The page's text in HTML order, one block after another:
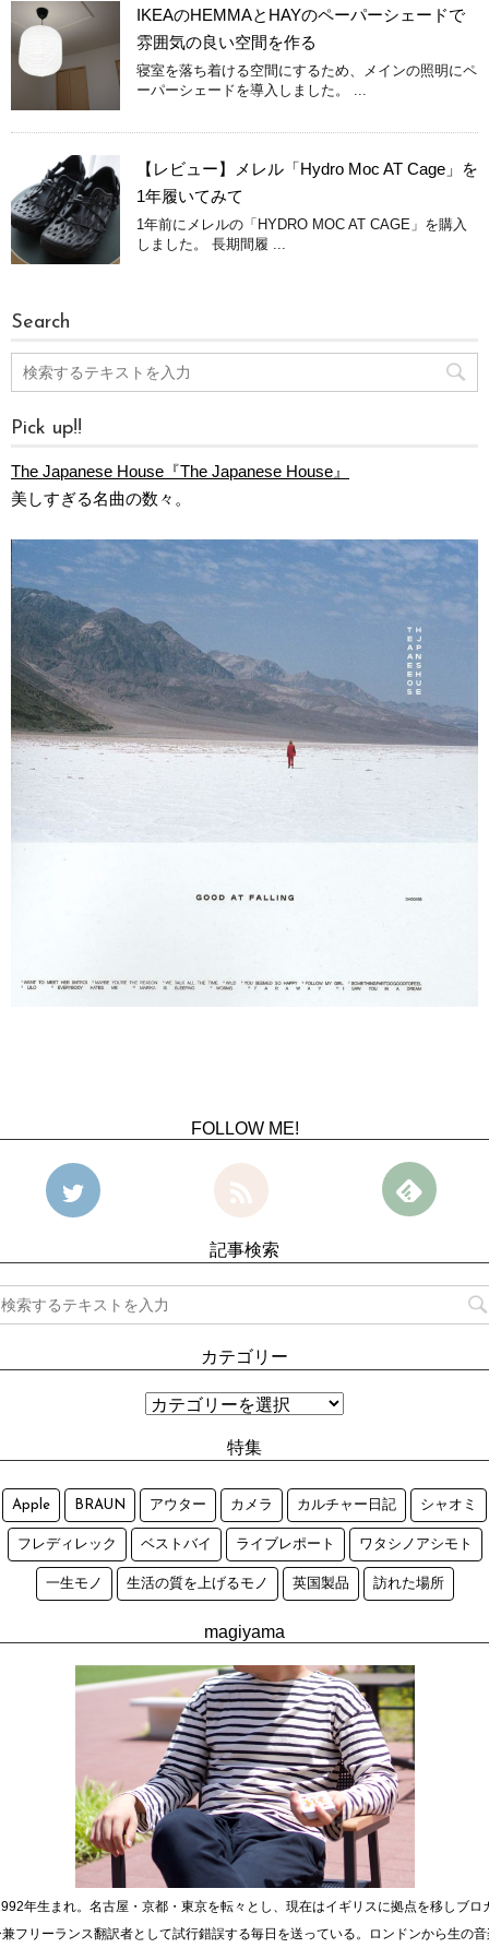
IKEAのHEMMAとHAYのペーパーシェードで
雰囲気の良い空間を作る
寝室を落ち着ける空間にするため、メインの照明にペ
ーパーシェードを導入しました。 ...
【レビュー】メレル「Hydro Moc AT Cage」を
1年履いてみて
1年前にメレルの「HYDRO MOC AT CAGE」を購入
しました。 長期間履 ...
Search
Pick up!!
The Japanese House『The Japanese House』
美しすぎる名曲の数々。
FOLLOW ME!
記事検索
カテゴリー
特集
Apple BRAUN アウター カメラ カルチャー日記 シャオミ
フレディレック ベストバイ ライブレポート ワタシノアシモト
一生モノ 生活の質を上げるモノ 英国製品 訪れた場所
magiyama
年生まれ。名古屋・京都・東京を転々とし、現在はイギリスに拠点を移しブロ
フリーランス翻訳者として試行錯誤する毎日を送っている。ロンドンから生の